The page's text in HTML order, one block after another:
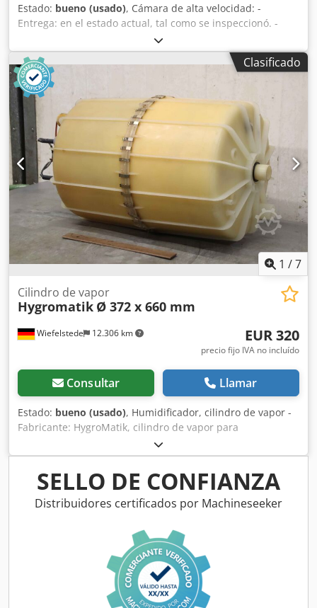
Estado: bueno (usado), Cámara de alta velocidad: -
Entrega: en el estado actual, tal como se inspeccionó. -
Estado: sin revisar, procedente del almacén. -Fabricante:
Kodak, analizador de movimiento EKTAPRO HS, modelo
4540. Dodpfxsg Dc Hpe Akijkr -Tensión: 200-240 V. -
Componentes individuales: datos técnicos, véase las fotos.
-Contenedor de transporte: incluido. -Dimensiones de
transporte: 1200/800/alto 570 mm. -Peso total: 84 kg.
Clasificado
1 /7
Wiefelstede 12.306 km
Cilindro de vapor
Hygromatik Ø 372 x 660 mm
EUR 320
precio fijo IVA no incluído
Consultar Llamar
Estado: bueno (usado), Humidificador, cilindro de vapor -
Fabricante: HygroMatik, cilindro de vapor para
humidificadores de vapor / generadores de vapor Dkjdpfx
Akjpb Ea Esijr -Tipo: sin especificación de tipo -Accesorios:
incl. 6x componentes eléctricos / 1x electrónica de sensor
incorporada, ver fotos -Cantidad: 2x depósitos disponibles
-Precio: por unidad -Dimensiones: Ø 372 x 660 mm -Peso:
SELLO DE CONFIANZA
Distribuidores certificados por Machineseeker